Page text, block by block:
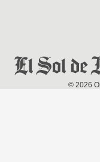
© 2026